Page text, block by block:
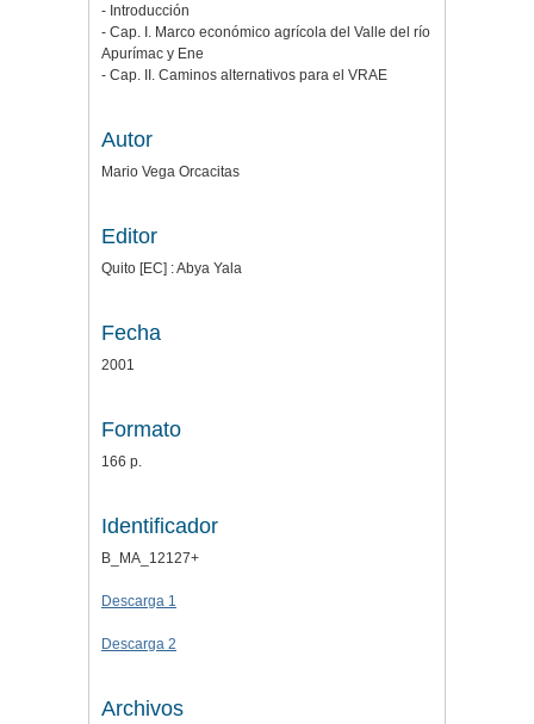
- Introducción
- Cap. I. Marco económico agrícola del Valle del río
Apurímac y Ene
- Cap. II. Caminos alternativos para el VRAE
Autor
Mario Vega Orcacitas
Editor
Quito [EC] : Abya Yala
Fecha
2001
Formato
166 p.
Identificador
B_MA_12127+
Descarga 1
Descarga 2
Archivos